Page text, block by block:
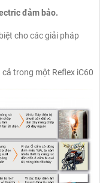
đảm bảo.
cho các giải pháp
trong một Reflex iC60